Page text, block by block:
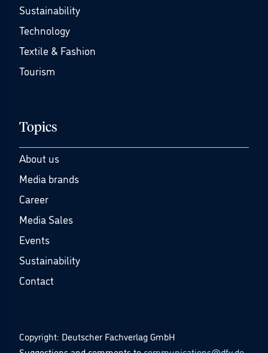
Sustainability
Technology
Textile & Fashion
Tourism
Topics
About us
Media brands
Career
Media Sales
Events
Sustainability
Contact
Copyright: Deutscher Fachverlag GmbH